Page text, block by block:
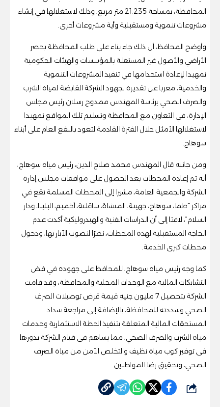
المحافظة، بمساحة 21.235 متر مربع، وذلك لاستغلالها في إنشاء
مشروعات تنموية ومستقبلية وأية مشروعات أخرى.
وأوضح المحافظ، أن ذلك جاء بناء على طلب المحافظة بحصر
الأراضي والأصول غير المستغلة بالمؤسسات والهيئات الحكومية
تمهيدا لإعادة استخدامها في تنفيذ المشروعات التنموية
والخدمية، معربا عن تقديره لجهود الشركة القابضة لمياه الشرب
والصرف الصحي برئاسة المهندس ممدوح رسلان رئيس مجلس
الإدارة، في التعاون مع المحافظة وتسليم تلك المواقع تمهيدا
لاستغلالها الأمثل خلال الفترة القادمة لتعود بالنفع العام على أبناء
سوهاج.
ومن جانبه قال المهندس محمد صلاح الدين، رئيس مياه سوهاج،
أنه تم إعادة المحطات بعد الحصول على موافقات مجلس إدارة
الشركة والجمعية العامة، مشيرا إلى المحطات المسلمة تقع في
مراكز "طما، سوهاج، جهينة، المنشاة، ساقلتة، أخميم، البلينا، ودار
السلام"، لافتا إلى أن الدراسات الفنية والهيدروليكية أكدت عدم
الحاجة المستقبلية لهذه المحطات، نظرًا لنضوب الآبار بها، ودخول
محطات كبرى الخدمة.
كما وجه رئيس مياه سوهاج، للمحافظ على جهوده في فض
التشابكات المالية مع الوحدات المحلية والمحافظة، وقد قامت
الشركة بتحصيل 7 مليون جنيه قيمة قرض توصيلات الصرف
الصحي وسددته للمحافظة، بالإضافة إلى مراجعة سداد
المستحقات المالية المتعلقة بتنفيذ الخطة الاستثمارية وخدمات
مياه الشرب والصرف الصحي، مما يساهم فى قيام الشركة بدورها
فى توفير كوب مياه نظيف والتخلص الآمن من مياه الصرف
الصحي، وتحقيق رضا المواطنين.
شارك